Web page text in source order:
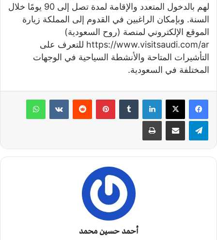
لهم بالدخول المتعدد والإقامة لمدة تصل إلى 90 يومًا خلال
السنة. وبإمكان الراغبين في القدوم إلى المملكة زيارة
الموقع الإلكتروني لمنصة (روح السعودية)
https://www.visitsaudi.com/ar للتعرف على
التأشيرات المتاحة والأنشطة السياحية في الوجهات
المختلفة في السعودية.
لينكدإن بينتيريست
أحمد حسين محمد